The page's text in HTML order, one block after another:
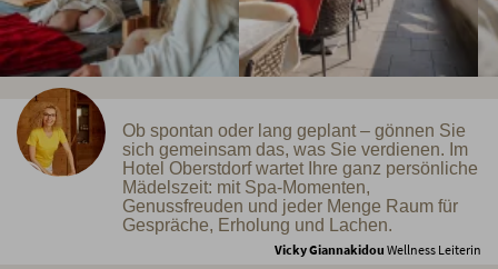
Ob spontan oder lang geplant – gönnen Sie
sich gemeinsam das, was Sie verdienen. Im
Hotel Oberstdorf wartet Ihre ganz persönliche
Mädelszeit: mit Spa-Momenten,
Genussfreuden und jeder Menge Raum für
Gespräche, Erholung und Lachen.
Vicky Giannakidou Wellness Leiterin